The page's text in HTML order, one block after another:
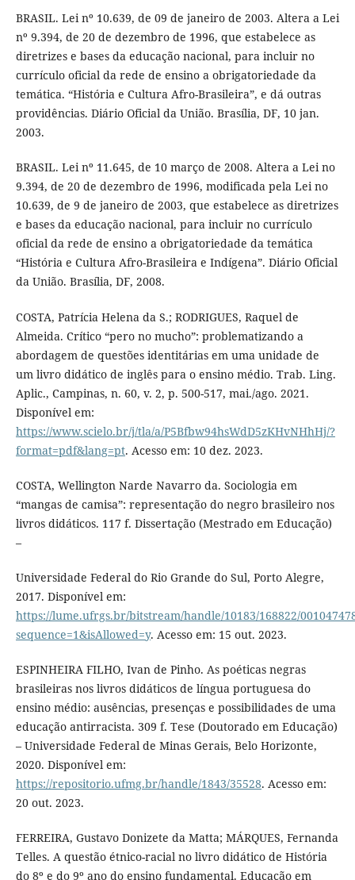
BRASIL. Lei nº 10.639, de 09 de janeiro de 2003. Altera a Lei
nº 9.394, de 20 de dezembro de 1996, que estabelece as
diretrizes e bases da educação nacional, para incluir no
currículo oficial da rede de ensino a obrigatoriedade da
temática. “História e Cultura Afro-Brasileira”, e dá outras
providências. Diário Oficial da União. Brasília, DF, 10 jan.
2003.
BRASIL. Lei nº 11.645, de 10 março de 2008. Altera a Lei no
9.394, de 20 de dezembro de 1996, modificada pela Lei no
10.639, de 9 de janeiro de 2003, que estabelece as diretrizes
e bases da educação nacional, para incluir no currículo
oficial da rede de ensino a obrigatoriedade da temática
“História e Cultura Afro-Brasileira e Indígena”. Diário Oficial
da União. Brasília, DF, 2008.
COSTA, Patrícia Helena da S.; RODRIGUES, Raquel de
Almeida. Crítico “pero no mucho”: problematizando a
abordagem de questões identitárias em uma unidade de
um livro didático de inglês para o ensino médio. Trab. Ling.
Aplic., Campinas, n. 60, v. 2, p. 500-517, mai./ago. 2021.
Disponível em:
https://www.scielo.br/j/tla/a/P5Bfbw94hsWdD5zKHvNHhHj/?
format=pdf&lang=pt. Acesso em: 10 dez. 2023.
COSTA, Wellington Narde Navarro da. Sociologia em
“mangas de camisa”: representação do negro brasileiro nos
livros didáticos. 117 f. Dissertação (Mestrado em Educação)
–
Universidade Federal do Rio Grande do Sul, Porto Alegre,
2017. Disponível em:
https://lume.ufrgs.br/bitstream/handle/10183/168822/
sequence=1&isAllowed=y. Acesso em: 15 out. 2023.
ESPINHEIRA FILHO, Ivan de Pinho. As poéticas negras
brasileiras nos livros didáticos de língua portuguesa do
ensino médio: ausências, presenças e possibilidades de uma
educação antirracista. 309 f. Tese (Doutorado em Educação)
– Universidade Federal de Minas Gerais, Belo Horizonte,
2020. Disponível em:
https://repositorio.ufmg.br/handle/1843/35528. Acesso em:
20 out. 2023.
FERREIRA, Gustavo Donizete da Matta; MÁRQUES, Fernanda
Telles. A questão étnico-racial no livro didático de História
do 8º e do 9º ano do ensino fundamental. Educação em